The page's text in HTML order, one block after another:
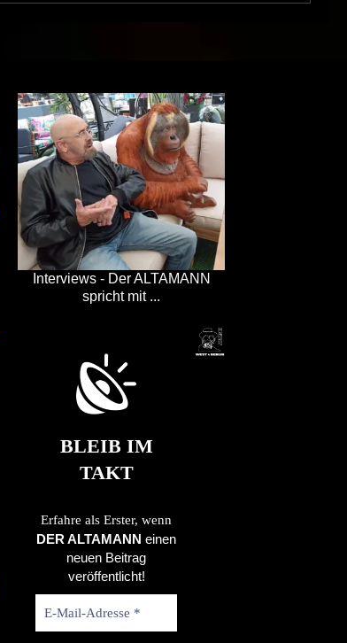
First
Order
Interviews - Der ALTAMANN
spricht mit ...
BLEIB IM
TAKT
Erfahre als Erster, wenn
DER ALTAMANN einen
neuen Beitrag
veröffentlicht!